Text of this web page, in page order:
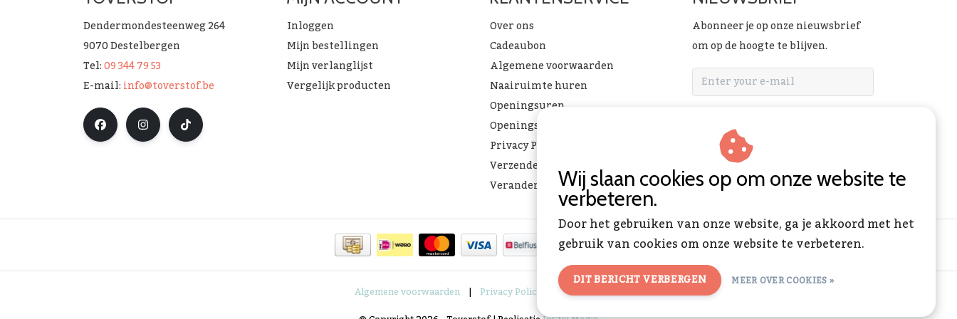
Dendermondesteenweg 264
9070 Destelbergen
Tel:09 344 79 53
E-mail:info@toverstof.be
Inloggen
Mijn bestellingen
Mijn verlanglijst
Vergelijk producten
Over ons
Cadeaubon
Algemene voorwaarden
Naairuimte huren
Openingsuren
Openingsuren & verlof
Privacy Policy
Verzenden & ophalen
Verandering Toverstof FAQ
Abonneer je op onze nieuwsbrief
om op de hoogte te blijven.
Algemene voorwaarden | Privacy Policy
RSS Feed
Wij slaan cookies op om onze website te
verbeteren.
Door het gebruiken van onze website, ga je akkoord met het
gebruik van cookies om onze website te verbeteren.
DIT BERICHT VERBERGEN MEER OVER COOKIES »